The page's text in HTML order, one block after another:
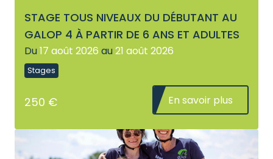
STAGE TOUS NIVEAUX DU DÉBUTANT AU
GALOP 4 À PARTIR DE 6 ANS ET ADULTES
Du 17 août 2026 au 21 août 2026
Stages
250 € En savoir plus